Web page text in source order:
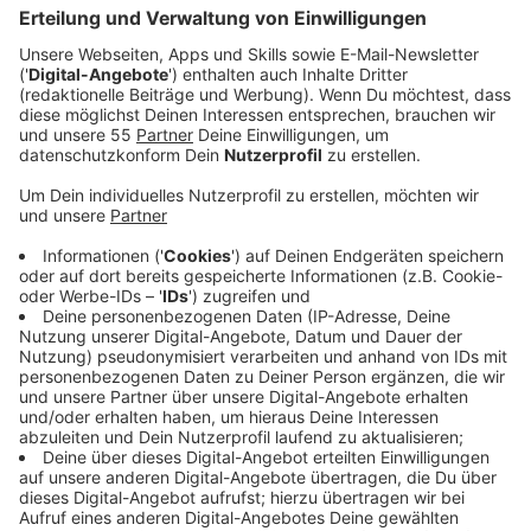
Veröffentlicht:Mittwoch, 03.06.2026 00:00
Anzeige
Auszug aus der neuen Folge seines Podcasts
Anzeige